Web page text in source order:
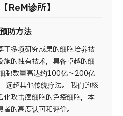
ReM诊所】
防方法
于多项研究成果的细胞培养技
施的独有技术，具备卓越的细
胞数量高达约100亿～200亿
远超其他传统疗法。 我们的核
化攻击癌细胞的免疫细胞，本
的高度认可和评价。